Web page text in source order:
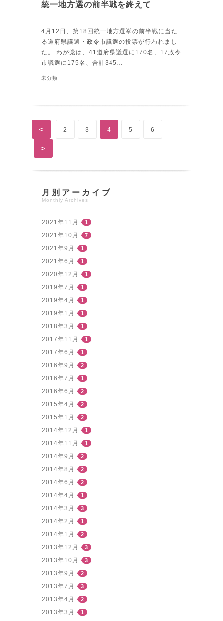
統一地方選の前半戦を終えて
4月12日、第18回統一地方選挙の前半戦に当た
る道府県議選・政令市議選の投票が行われまし
た。 わが党は、41道府県議選に170名、17政令
市議選に175名、合計345…
未分類
< 2 3 4 5 6 ...
>
月別アーカイブ
Monthly Archives
2021年11月 1
2021年10月 7
2021年9月 1
2021年6月 1
2020年12月 1
2019年7月 1
2019年4月 1
2019年1月 1
2018年3月 1
2017年11月 1
2017年6月 1
2016年9月 2
2016年7月 1
2016年6月 2
2015年4月 2
2015年1月 2
2014年12月 1
2014年11月 1
2014年9月 2
2014年8月 2
2014年6月 2
2014年4月 1
2014年3月 3
2014年2月 1
2014年1月 2
2013年12月 3
2013年10月 3
2013年9月 2
2013年7月 3
2013年4月 2
2013年3月 1